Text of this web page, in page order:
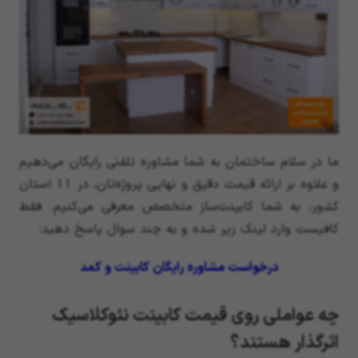
ما در سلام ساختمان به شما مشاوره تلفنی رایگان می‌دهیم
و علاوه بر ارائه قیمت دقیق و نهایی پروژه‌تان، در 11 استان
کشور، به شما کابینت‌ساز متخصص معرفی می‌کنیم. فقط
کافیست وارد لینک زیر شده و به چند سوال پاسخ دهید:
درخواست مشاوره رایگان کابینت و کمد
چه عواملی روی قیمت کابینت نئوکلاسیک
اثرگذار هستند؟